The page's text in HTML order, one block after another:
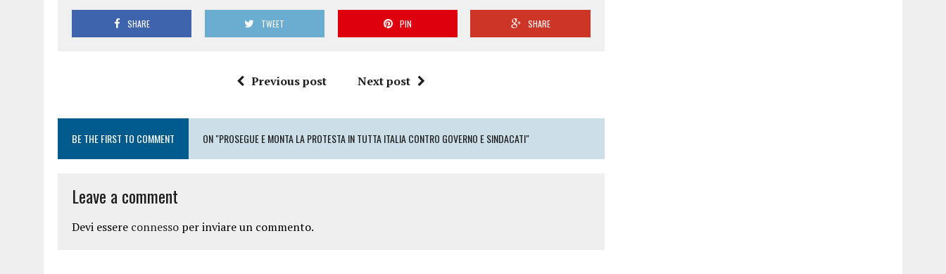
SHARE TWEET PIN SHARE
Previous post Next post
BE THE FIRST TO COMMENT ON "PROSEGUE E MONTA LA PROTESTA IN TUTTA ITALIA CONTRO GOVERNO E SINDACATI"
Leave a comment
Devi essere connesso per inviare un commento.